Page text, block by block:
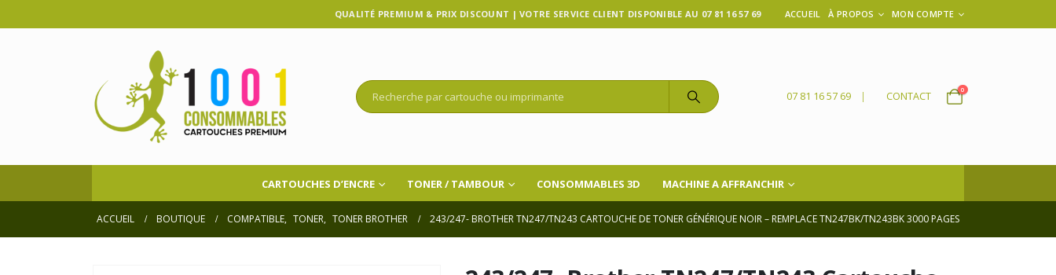
QUALITÉ PREMIUM & PRIX DISCOUNT | VOTRE SERVICE CLIENT DISPONIBLE AU 07 81 16 57 69 ACCUEIL À PROPOS MON COMPTE
07 81 16 57 69 | CONTACT 0
CARTOUCHES D’ENCRE TONER / TAMBOUR CONSOMMABLES 3D MACHINE A AFFRANCHIR
ACCUEIL BOUTIQUE COMPATIBLE, TONER, TONER BROTHER 243/247- BROTHER TN247/TN243 CARTOUCHE DE TONER GÉNÉRIQUE NOIR – REMPLACE TN247BK/TN243BK 3000 PAGES